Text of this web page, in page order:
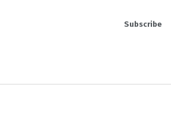
Subscribe